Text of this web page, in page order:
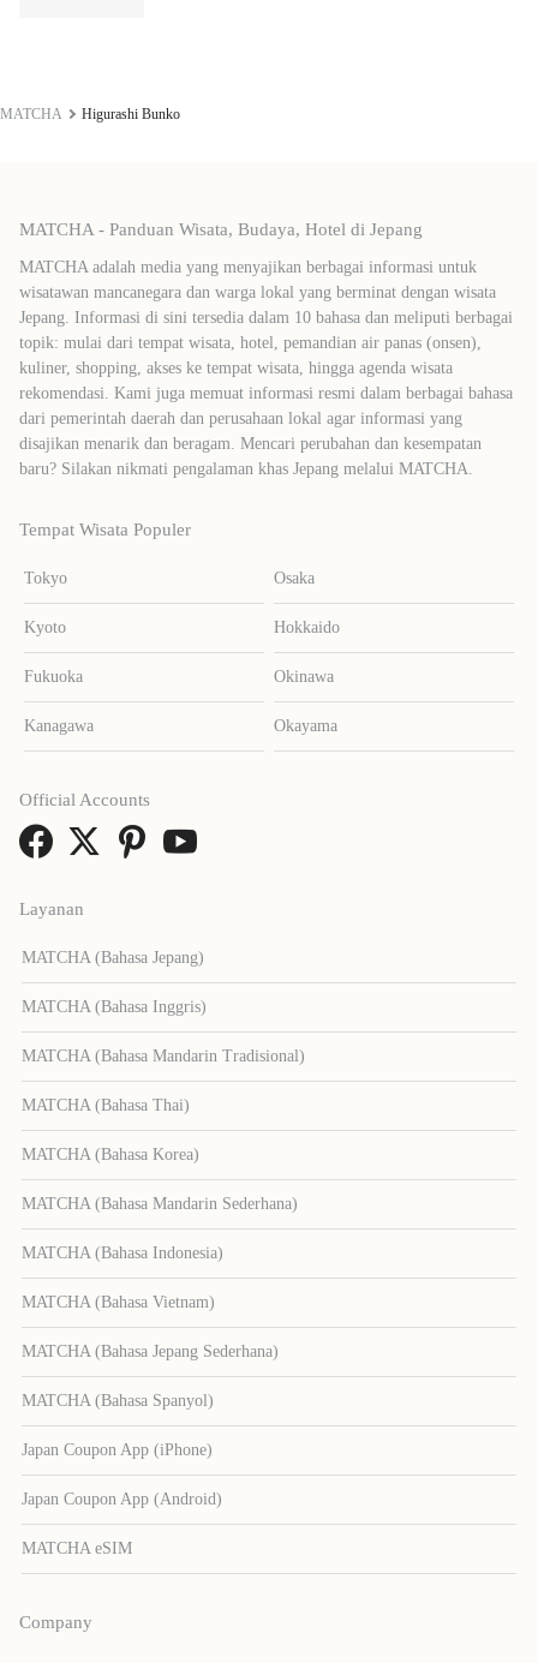
MATCHA Higurashi Bunko
MATCHA - Panduan Wisata, Budaya, Hotel di Jepang
MATCHA adalah media yang menyajikan berbagai informasi untuk
wisatawan mancanegara dan warga lokal yang berminat dengan wisata
Jepang. Informasi di sini tersedia dalam 10 bahasa dan meliputi berbagai
topik: mulai dari tempat wisata, hotel, pemandian air panas (onsen),
kuliner, shopping, akses ke tempat wisata, hingga agenda wisata
rekomendasi. Kami juga memuat informasi resmi dalam berbagai bahasa
dari pemerintah daerah dan perusahaan lokal agar informasi yang
disajikan menarik dan beragam. Mencari perubahan dan kesempatan
baru? Silakan nikmati pengalaman khas Jepang melalui MATCHA.
Tempat Wisata Populer
Tokyo Osaka
Kyoto Hokkaido
Fukuoka Okinawa
Kanagawa Okayama
Layanan
MATCHA (Bahasa Jepang)
MATCHA (Bahasa Inggris)
MATCHA (Bahasa Mandarin Tradisional)
MATCHA (Bahasa Thai)
MATCHA (Bahasa Korea)
MATCHA (Bahasa Mandarin Sederhana)
MATCHA (Bahasa Indonesia)
MATCHA (Bahasa Vietnam)
MATCHA (Bahasa Jepang Sederhana)
MATCHA (Bahasa Spanyol)
Japan Coupon App (iPhone)
Japan Coupon App (Android)
MATCHA eSIM
Company
Official Accounts